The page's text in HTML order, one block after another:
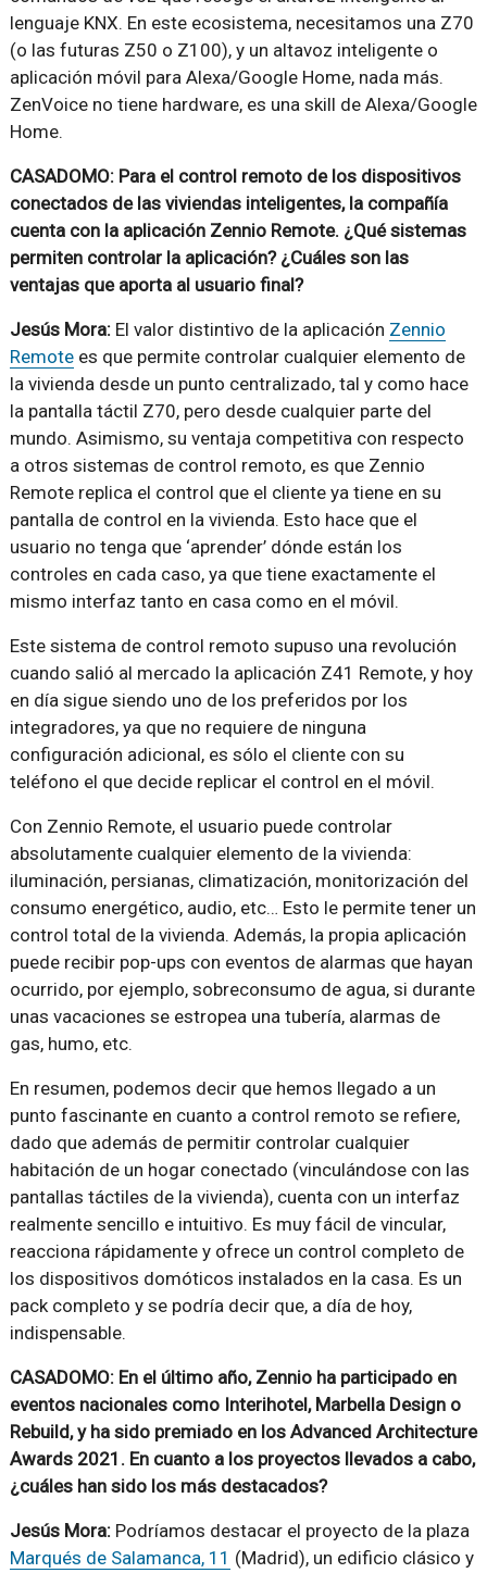
lenguaje KNX. En este ecosistema, necesitamos una Z70
(o las futuras Z50 o Z100), y un altavoz inteligente o
aplicación móvil para Alexa/Google Home, nada más.
ZenVoice no tiene hardware, es una skill de Alexa/Google
Home.
CASADOMO: Para el control remoto de los dispositivos
conectados de las viviendas inteligentes, la compañía
cuenta con la aplicación Zennio Remote. ¿Qué sistemas
permiten controlar la aplicación? ¿Cuáles son las
ventajas que aporta al usuario final?
Jesús Mora:El valor distintivo de la aplicación Zennio
Remotees que permite controlar cualquier elemento de
la vivienda desde un punto centralizado, tal y como hace
la pantalla táctil Z70, pero desde cualquier parte del
mundo. Asimismo, su ventaja competitiva con respecto
a otros sistemas de control remoto, es que Zennio
Remote replica el control que el cliente ya tiene en su
pantalla de control en la vivienda. Esto hace que el
usuario no tenga que ‘aprender’ dónde están los
controles en cada caso, ya que tiene exactamente el
mismo interfaz tanto en casa como en el móvil.
Este sistema de control remoto supuso una revolución
cuando salió al mercado la aplicación Z41 Remote, y hoy
en día sigue siendo uno de los preferidos por los
integradores, ya que no requiere de ninguna
configuración adicional, es sólo el cliente con su
teléfono el que decide replicar el control en el móvil.
Con Zennio Remote, el usuario puede controlar
absolutamente cualquier elemento de la vivienda:
iluminación, persianas, climatización, monitorización del
consumo energético, audio, etc… Esto le permite tener un
control total de la vivienda. Además, la propia aplicación
puede recibir pop-ups con eventos de alarmas que hayan
ocurrido, por ejemplo, sobreconsumo de agua, si durante
unas vacaciones se estropea una tubería, alarmas de
gas, humo, etc.
En resumen, podemos decir que hemos llegado a un
punto fascinante en cuanto a control remoto se refiere,
dado que además de permitir controlar cualquier
habitación de un hogar conectado (vinculándose con las
pantallas táctiles de la vivienda), cuenta con un interfaz
realmente sencillo e intuitivo. Es muy fácil de vincular,
reacciona rápidamente y ofrece un control completo de
los dispositivos domóticos instalados en la casa. Es un
pack completo y se podría decir que, a día de hoy,
indispensable.
CASADOMO: En el último año, Zennio ha participado en
eventos nacionales como Interihotel, Marbella Design o
Rebuild, y ha sido premiado en los Advanced Architecture
Awards 2021. En cuanto a los proyectos llevados a cabo,
¿cuáles han sido los más destacados?
Jesús Mora: Podríamos destacar el proyecto de la plaza
Marqués de Salamanca, 11 (Madrid), un edificio clásico y